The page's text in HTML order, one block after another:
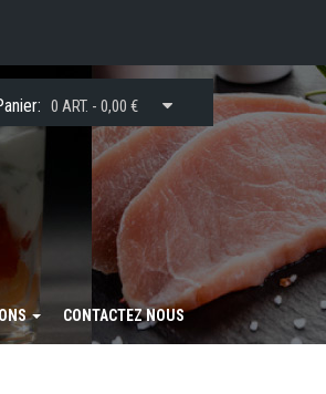
0 ART. - 0,00 €
CONTACTEZ NOUS